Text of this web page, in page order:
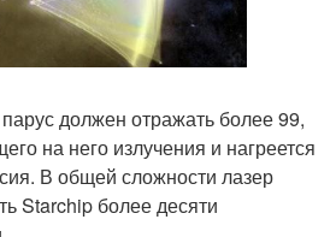
должен отражать более 99,
на него излучения и нагреется
В общей сложности лазер
Starchip более десяти